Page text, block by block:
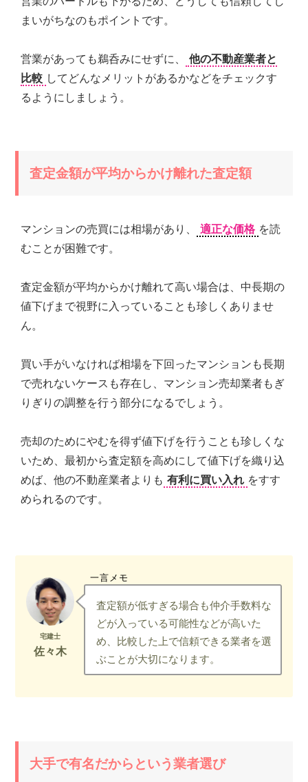
まいがちなのもポイントです。
営業があっても鵜呑みにせずに、
他の不動産業者と
比較 してどんなメリットがあるかなどをチェックす
るようにしましょう。
査定金額が平均からかけ離れた査定額
マンションの売買には相場があり、 適正な価格 を読
むことが困難です。
査定金額が平均からかけ離れて高い場合は、中長期の
値下げまで視野に入っていることも珍しくありませ
ん。
買い手がいなければ相場を下回ったマンションも長期
で売れないケースも存在し、マンション売却業者もぎ
りぎりの調整を行う部分になるでしょう。
売却のためにやむを得ず値下げを行うことも珍しくな
いため、最初から査定額を高めにして値下げを織り込
めば、他の不動産業者よりも 有利に買い入れ をすす
められるのです。
一言メモ
査定額が低すぎる場合も仲介手数料な
どが入っている可能性などが高いた
め、比較した上で信頼できる業者を選
ぶことが大切になります。
大手で有名だからという業者選び